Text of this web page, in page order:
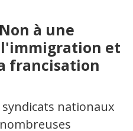
à une
et
francisation
nationaux